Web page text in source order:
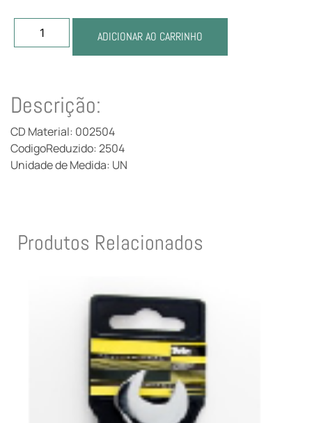
ADICIONAR AO CARRINHO
Descrição:
CD Material: 002504
CodigoReduzido: 2504
Unidade de Medida: UN
Produtos Relacionados